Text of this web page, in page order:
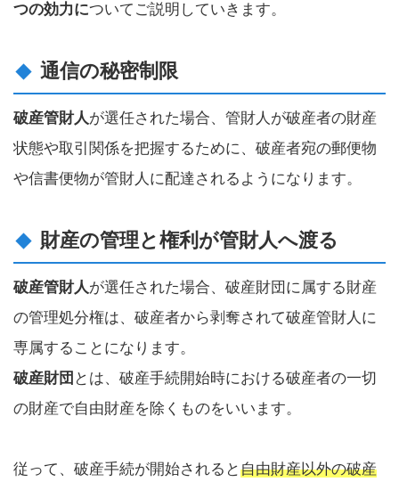
つの効力についてご説明していきます。
通信の秘密制限
破産管財人が選任された場合、管財人が破産者の財産
状態や取引関係を把握するために、破産者宛の郵便物
や信書便物が管財人に配達されるようになります。
財産の管理と権利が管財人へ渡る
破産管財人が選任された場合、破産財団に属する財産
の管理処分権は、破産者から剥奪されて破産管財人に
専属することになります。
破産財団 とは、破産手続開始時における破産者の一切
の財産で自由財産を除くものをいいます。
従って、破産手続が開始されると自由財産以外の破産